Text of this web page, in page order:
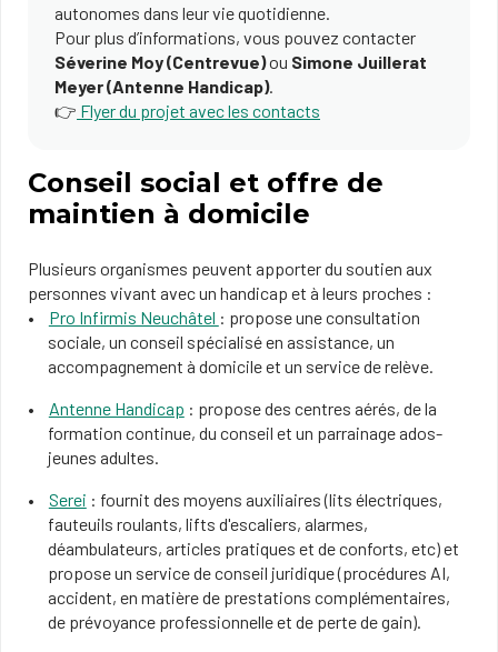
autonomes dans leur vie quotidienne.
Pour plus d’informations, vous pouvez contacter
Séverine Moy (Centrevue)ou Simone Juillerat
Meyer (Antenne Handicap).
👉 Flyer du projet avec les contacts
Conseil social et offre de
maintien à domicile
Plusieurs organismes peuvent apporter du soutien aux
personnes vivant avec un handicap et à leurs proches :
Pro Infirmis Neuchâtel : propose une consultation
sociale, un conseil spécialisé en assistance, un
accompagnement à domicile et un service de relève.
Antenne Handicap : propose des centres aérés, de la
formation continue, du conseil et un parrainage ados-
jeunes adultes.
Serei : fournit des moyens auxiliaires (lits électriques,
fauteuils roulants, lifts d'escaliers, alarmes,
déambulateurs, articles pratiques et de conforts, etc) et
propose un service de conseil juridique (procédures AI,
accident, en matière de prestations complémentaires,
de prévoyance professionnelle et de perte de gain).